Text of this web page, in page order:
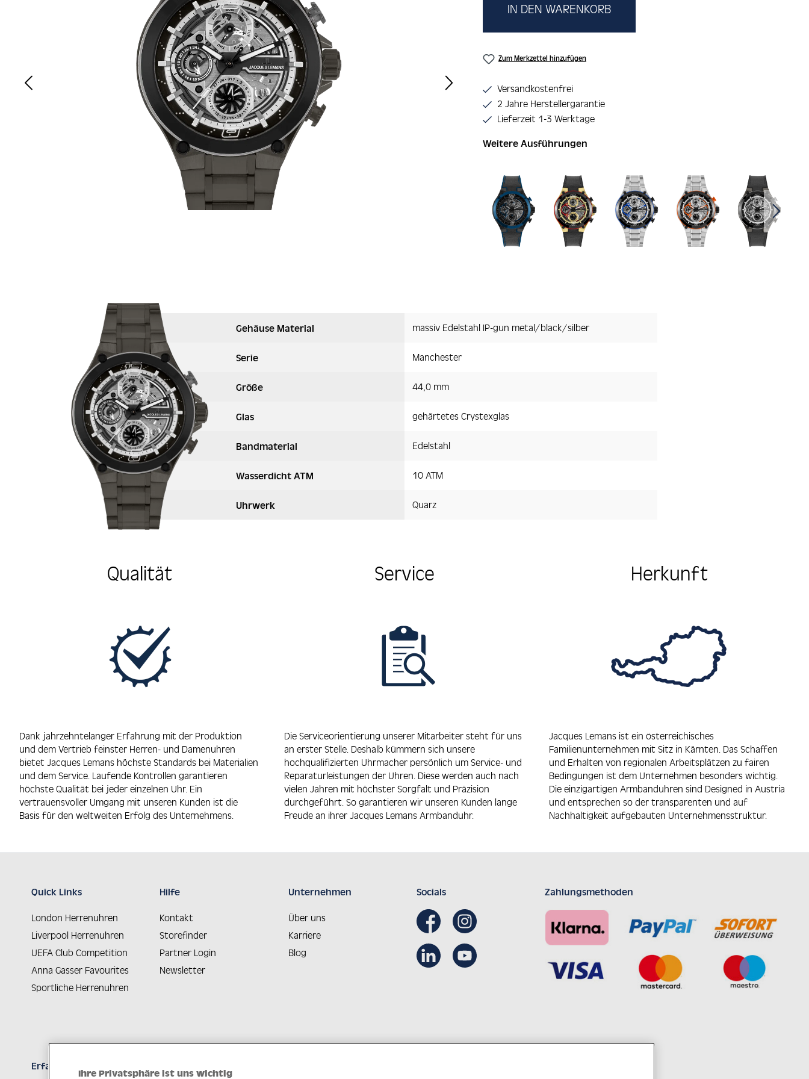
IN DEN WARENKORB
Zum Merkzettel hinzufügen
Versandkostenfrei
2 Jahre Herstellergarantie
Lieferzeit 1-3 Werktage
Weitere Ausführungen
Produktgalerie überspringen
Gehäuse Material massiv Edelstahl IP-gun metal/black/silber
Serie Manchester
Größe 44,0 mm
Glas gehärtetes Crystexglas
Bandmaterial Edelstahl
Wasserdicht ATM 10 ATM
Uhrwerk Quarz
Qualität
Dank jahrzehntelanger Erfahrung mit der Produktion
und dem Vertrieb feinster Herren- und Damenuhren
bietet Jacques Lemans höchste Standards bei Materialien
und dem Service. Laufende Kontrollen garantieren
höchste Qualität bei jeder einzelnen Uhr. Ein
vertrauensvoller Umgang mit unseren Kunden ist die
Basis für den weltweiten Erfolg des Unternehmens.
Service
Die Serviceorientierung unserer Mitarbeiter steht für uns
an erster Stelle. Deshalb kümmern sich unsere
hochqualifizierten Uhrmacher persönlich um Service- und
Reparaturleistungen der Uhren. Diese werden auch nach
vielen Jahren mit höchster Sorgfalt und Präzision
durchgeführt. So garantieren wir unseren Kunden lange
Freude an ihrer Jacques Lemans Armbanduhr.
Herkunft
Jacques Lemans ist ein österreichisches
Familienunternehmen mit Sitz in Kärnten. Das Schaffen
und Erhalten von regionalen Arbeitsplätzen zu fairen
Bedingungen ist dem Unternehmen besonders wichtig.
Die einzigartigen Armbanduhren sind Designed in Austria
und entsprechen so der transparenten und auf
Nachhaltigkeit aufgebauten Unternehmensstruktur.
Quick Links
London Herrenuhren
Liverpool Herrenuhren
UEFA Club Competition
Anna Gasser Favourites
Sportliche Herrenuhren
Hilfe
Kontakt
Storefinder
Partner Login
Newsletter
Unternehmen
Über uns
Karriere
Blog
Socials Zahlungsmethoden
Erfahren Sie Neuheiten als Erstes
Ihre Privatsphäre ist uns wichtig